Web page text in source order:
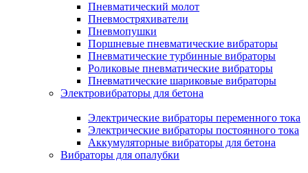
Пневматический молот
Пневмостряхиватели
Пневмопушки
Поршневые пневматические вибраторы
Пневматические турбинные вибраторы
Роликовые пневматические вибраторы
Пневматические шариковые вибраторы
Электровибраторы для бетона
Электрические вибраторы переменного тока
Электрические вибраторы постоянного тока
Аккумуляторные вибраторы для бетона
Вибраторы для опалубки